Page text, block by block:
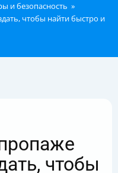
и безопасность
чтобы найти быстро и
чтобы